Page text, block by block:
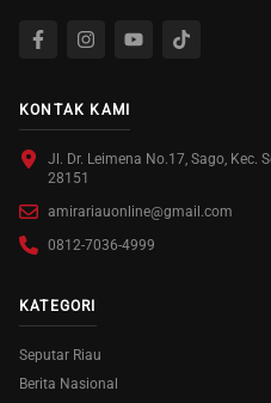
KONTAK KAMI
Jl. Dr. Leimena No.17, Sago, Kec.
28151
amirariauonline@gmail.com
0812-7036-4999
KATEGORI
Seputar Riau
Berita Nasional